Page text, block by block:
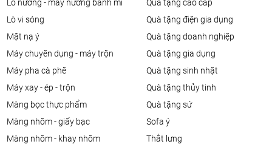
lò nướng - máy nướng bánh mì
lò vi sóng
mặt nạ ý
máy chuyên dụng - máy trộn
máy pha cà phê
máy xay - ép - trộn
màng bọc thực phẩm
màng nhôm - giấy bạc
màng nhôm - khay nhôm
quà tặng cao cấp
quà tặng điện gia dụng
quà tặng doanh nghiệp
quà tặng gia dụng
quà tặng sinh nhật
quà tặng thủy tinh
quà tặng sứ
sofa ý
thắt lưng